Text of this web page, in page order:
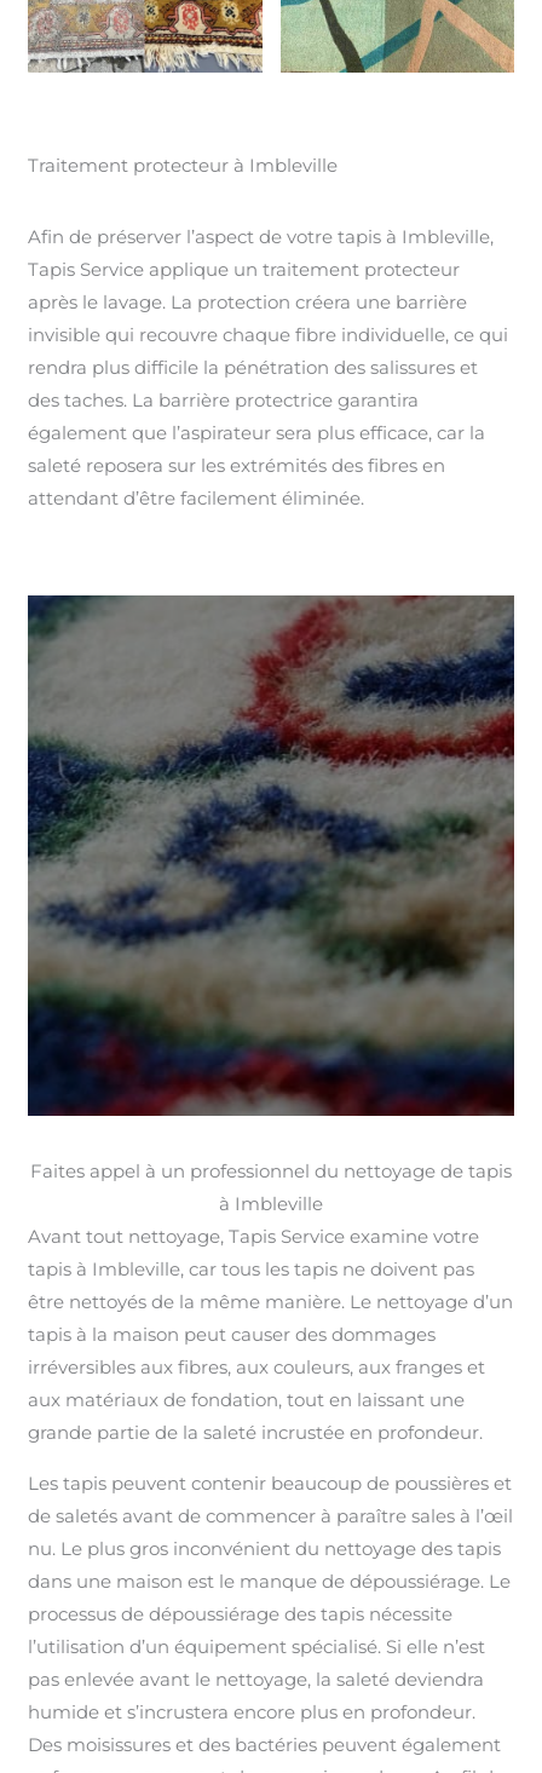
Traitement protecteur à Imbleville
Afin de préserver l’aspect de votre tapis à Imbleville,
Tapis Service applique un traitement protecteur
après le lavage. La protection créera une barrière
invisible qui recouvre chaque fibre individuelle, ce qui
rendra plus difficile la pénétration des salissures et
des taches. La barrière protectrice garantira
également que l’aspirateur sera plus efficace, car la
saleté reposera sur les extrémités des fibres en
attendant d’être facilement éliminée.
Faites appel à un professionnel du nettoyage de tapis
à Imbleville
Avant tout nettoyage, Tapis Service examine votre
tapis à Imbleville, car tous les tapis ne doivent pas
être nettoyés de la même manière. Le nettoyage d’un
tapis à la maison peut causer des dommages
irréversibles aux fibres, aux couleurs, aux franges et
aux matériaux de fondation, tout en laissant une
grande partie de la saleté incrustée en profondeur.
Les tapis peuvent contenir beaucoup de poussières et
de saletés avant de commencer à paraître sales à l’œil
nu. Le plus gros inconvénient du nettoyage des tapis
dans une maison est le manque de dépoussiérage. Le
processus de dépoussiérage des tapis nécessite
l’utilisation d’un équipement spécialisé. Si elle n’est
pas enlevée avant le nettoyage, la saleté deviendra
humide et s’incrustera encore plus en profondeur.
Des moisissures et des bactéries peuvent également